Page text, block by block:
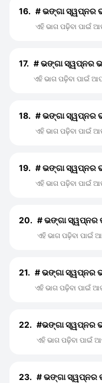
16. # ଭଙ୍ଗା ସ୍ୱପ୍ନର
ଏହି ଭାଗ ପଢ଼ିବା ପାଇଁ
17. # ଭଙ୍ଗା ସ୍ୱପ୍ନର
ଏହି ଭାଗ ପଢ଼ିବା ପାଇଁ
18. # ଭଙ୍ଗା ସ୍ୱପ୍ନର
ଏହି ଭାଗ ପଢ଼ିବା ପାଇଁ
19. # ଭଙ୍ଗା ସ୍ୱପ୍ନର
ଏହି ଭାଗ ପଢ଼ିବା ପାଇଁ
20. # ଭଙ୍ଗା ସ୍ୱପ୍ନର
ଏହି ଭାଗ ପଢ଼ିବା ପାଇଁ
21. # ଭଙ୍ଗା ସ୍ୱପ୍ନର
ଏହି ଭାଗ ପଢ଼ିବା ପାଇଁ
22. #ଭଙ୍ଗା ସ୍ୱପ୍ନର
ଏହି ଭାଗ ପଢ଼ିବା ପାଇଁ
23. # ଭଙ୍ଗା ସ୍ୱପ୍ନର